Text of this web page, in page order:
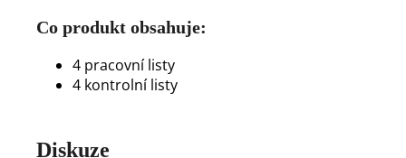
Co produkt obsahuje:
4 pracovní listy
4 kontrolní listy
Diskuze